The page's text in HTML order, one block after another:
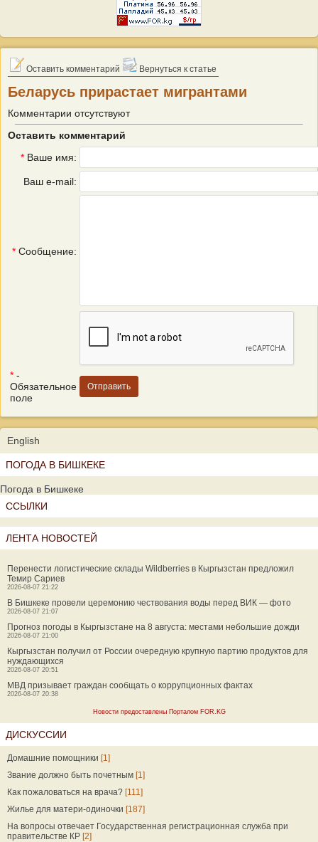
Оставить комментарий Вернуться к статье
Беларусь прирастает мигрантами
Комментарии отсутствуют
Оставить комментарий
* Ваше имя:
Ваш e-mail:
* Сообщение:
* -
Обязательное
поле
English
ПОГОДА В БИШКЕКЕ
Погода в Бишкеке
ССЫЛКИ
ЛЕНТА НОВОСТЕЙ
Перенести логистические склады Wildberries в Кыргызстан предложил
Темир Сариев
2026-08-07 21:22
В Бишкеке провели церемонию чествования воды перед ВИК — фото
2026-08-07 21:07
Прогноз погоды в Кыргызстане на 8 августа: местами небольшие дожди
2026-08-07 21:00
Кыргызстан получил от России очередную крупную партию продуктов для
нуждающихся
2026-08-07 20:51
МВД призывает граждан сообщать о коррупционных фактах
2026-08-07 20:38
Новости предоставлены Порталом FOR.KG
ДИСКУССИИ
Домашние помощники [1]
Звание должно быть почетным [1]
Как пожаловаться на врача? [111]
Жилье для матери-одиночки [187]
На вопросы отвечает Государственная регистрационная служба при
правительстве КР [2]